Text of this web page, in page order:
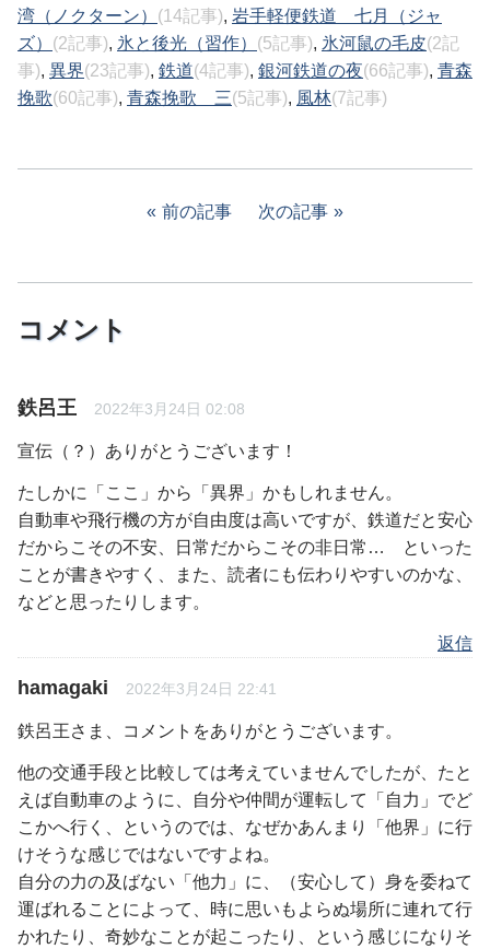
湾（ノクターン） (14記事), 岩手軽便鉄道 七月（ジャ
ズ） (2記事), 氷と後光（習作） (5記事), 氷河鼠の毛皮(2記
事), 異界(23記事), 鉄道(4記事), 銀河鉄道の夜(66記事), 青森
挽歌(60記事), 青森挽歌 三(5記事), 風林(7記事)
前の記事 次の記事
コメント
鉄呂王 2022年3月24日 02:08
宣伝（？）ありがとうございます！
たしかに「ここ」から「異界」かもしれません。
自動車や飛行機の方が自由度は高いですが、鉄道だと安心
だからこその不安、日常だからこその非日常… といった
ことが書きやすく、また、読者にも伝わりやすいのかな、
などと思ったりします。
返信
hamagaki 2022年3月24日 22:41
鉄呂王さま、コメントをありがとうございます。
他の交通手段と比較しては考えていませんでしたが、たと
えば自動車のように、自分や仲間が運転して「自力」でど
こかへ行く、というのでは、なぜかあんまり「他界」に行
けそうな感じではないですよね。
自分の力の及ばない「他力」に、（安心して）身を委ねて
運ばれることによって、時に思いもよらぬ場所に連れて行
かれたり、奇妙なことが起こったり、という感じになりそ